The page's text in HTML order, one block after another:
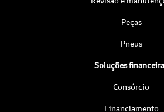
Peças
Pneus
Soluções
Consórcio
Financiamento